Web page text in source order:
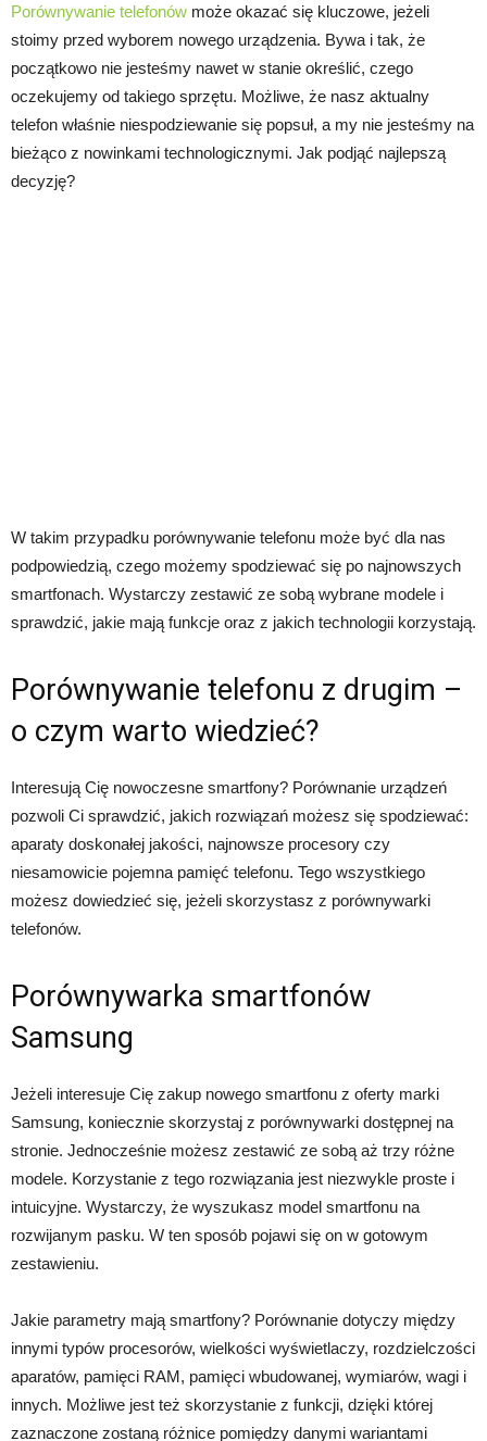
Porównywanie telefonów może okazać się kluczowe, jeżeli
stoimy przed wyborem nowego urządzenia. Bywa i tak, że
początkowo nie jesteśmy nawet w stanie określić, czego
oczekujemy od takiego sprzętu. Możliwe, że nasz aktualny
telefon właśnie niespodziewanie się popsuł, a my nie jesteśmy na
bieżąco z nowinkami technologicznymi. Jak podjąć najlepszą
decyzję?
W takim przypadku porównywanie telefonu może być dla nas
podpowiedzią, czego możemy spodziewać się po najnowszych
smartfonach. Wystarczy zestawić ze sobą wybrane modele i
sprawdzić, jakie mają funkcje oraz z jakich technologii korzystają.
Porównywanie telefonu z drugim –
o czym warto wiedzieć?
Interesują Cię nowoczesne smartfony? Porównanie urządzeń
pozwoli Ci sprawdzić, jakich rozwiązań możesz się spodziewać:
aparaty doskonałej jakości, najnowsze procesory czy
niesamowicie pojemna pamięć telefonu. Tego wszystkiego
możesz dowiedzieć się, jeżeli skorzystasz z porównywarki
telefonów.
Porównywarka smartfonów
Samsung
Jeżeli interesuje Cię zakup nowego smartfonu z oferty marki
Samsung, koniecznie skorzystaj z porównywarki dostępnej na
stronie. Jednocześnie możesz zestawić ze sobą aż trzy różne
modele. Korzystanie z tego rozwiązania jest niezwykle proste i
intuicyjne. Wystarczy, że wyszukasz model smartfonu na
rozwijanym pasku. W ten sposób pojawi się on w gotowym
zestawieniu.
Jakie parametry mają smartfony? Porównanie dotyczy między
innymi typów procesorów, wielkości wyświetlaczy, rozdzielczości
aparatów, pamięci RAM, pamięci wbudowanej, wymiarów, wagi i
innych. Możliwe jest też skorzystanie z funkcji, dzięki której
zaznaczone zostaną różnice pomiędzy danymi wariantami